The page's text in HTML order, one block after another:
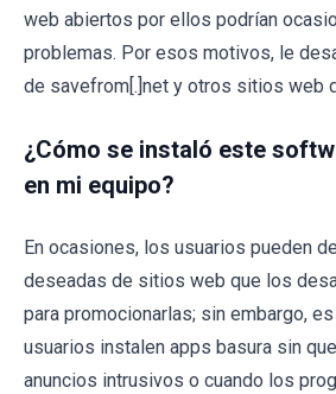
web abiertos por ellos podrían
problemas. Por esos motivos, le
de savefrom[.]net y otros sitios web
¿Cómo se instaló este
en mi equipo?
En ocasiones, los usuarios pueden
deseadas de sitios web que los
para promocionarlas; sin embargo,
usuarios instalen apps basura sin
anuncios intrusivos o cuando los